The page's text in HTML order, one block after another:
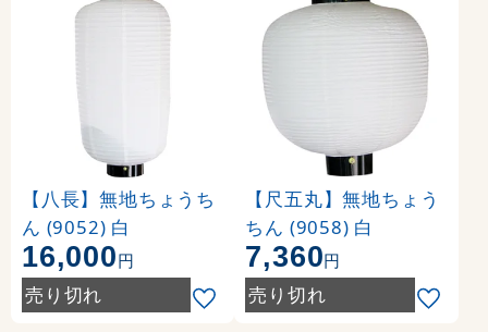
【八長】無地ちょうち
ん (9052) 白
16,000円
売り切れ
【尺五丸】無地ちょう
ちん (9058) 白
7,360円
売り切れ